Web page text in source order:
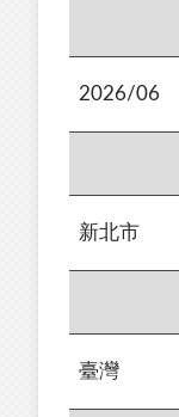
2026/06
新北市
臺灣